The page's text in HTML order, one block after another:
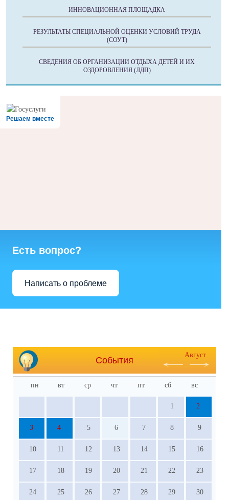
ИННОВАЦИОННАЯ ПЛОЩАДКА
РЕЗУЛЬТАТЫ СПЕЦИАЛЬНОЙ ОЦЕНКИ УСЛОВИЙ ТРУДА
(СОУТ)
СВЕДЕНИЯ ОБ ОРГАНИЗАЦИИ ОТДЫХА ДЕТЕЙ И ИХ
ОЗДОРОВЛЕНИЯ (ЛДП)
Решаем вместе
Есть вопрос?
Написать о проблеме
События
Август
пн вт ср чт пт сб вс
1 2
3 4 5 6 7 8 9
10 11 12 13 14 15 16
17 18 19 20 21 22 23
24 25 26 27 28 29 30